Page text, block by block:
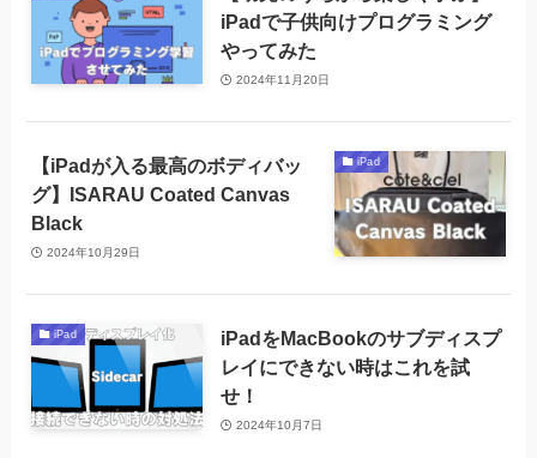
iPadで子供向けプログラミング
やってみた
2024年11月20日
iPad
【iPadが入る最高のボディバッ
グ】ISARAU Coated Canvas
Black
2024年10月29日
iPad
iPadをMacBookのサブディスプ
レイにできない時はこれを試
せ！
2024年10月7日